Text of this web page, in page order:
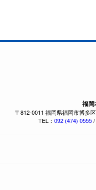
福岡
〒812-0011 福岡県福岡市博多
TEL： 092 (474) 0555